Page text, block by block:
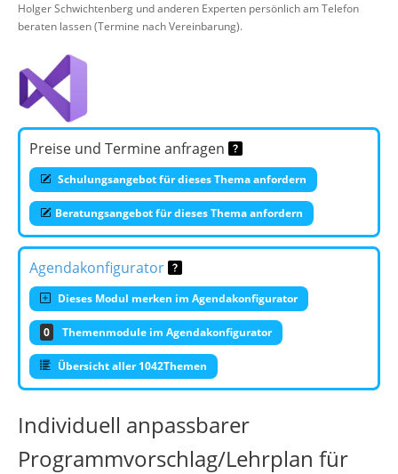
Holger Schwichtenberg und anderen Experten persönlich am Telefon
beraten lassen (Termine nach Vereinbarung).
Preise und Termine anfragen
Schulungsangebot für dieses Thema anfordern
Beratungsangebot für dieses Thema anfordern
Agendakonfigurator
Dieses Modul merken im Agendakonfigurator
0 Themenmodule im Agendakonfigurator
Übersicht aller 1042Themen
Individuell anpassbarer
Programmvorschlag/Lehrplan für